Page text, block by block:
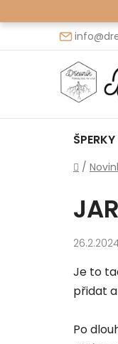
na
ŠPERKY
Domů
/
Je to
přidat a
Po